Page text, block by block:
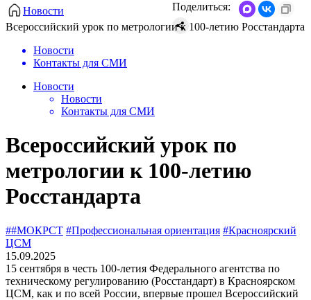
Новости
Всероссийский урок по метрологии к 100-летию Росстандарта
Поделиться:
Новости
Контакты для СМИ
Новости
Новости
Контакты для СМИ
Всероссийский урок по
метрологии к 100-летию
Росстандарта
##МОКРСТ #Профессиональная ориентация #Красноярский
ЦСМ
15.09.2025
15 сентября в честь 100-летия Федерального агентства по
техническому регулированию (Росстандарт) в Красноярском
ЦСМ, как и по всей России, впервые прошел Всероссийский